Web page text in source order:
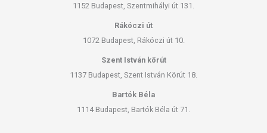
1152 Budapest, Szentmihályi út 131.
Rákóczi út
1072 Budapest, Rákóczi út 10.
Szent István körút
1137 Budapest, Szent István Körút 18.
Bartók Béla
1114 Budapest, Bartók Béla út 71.